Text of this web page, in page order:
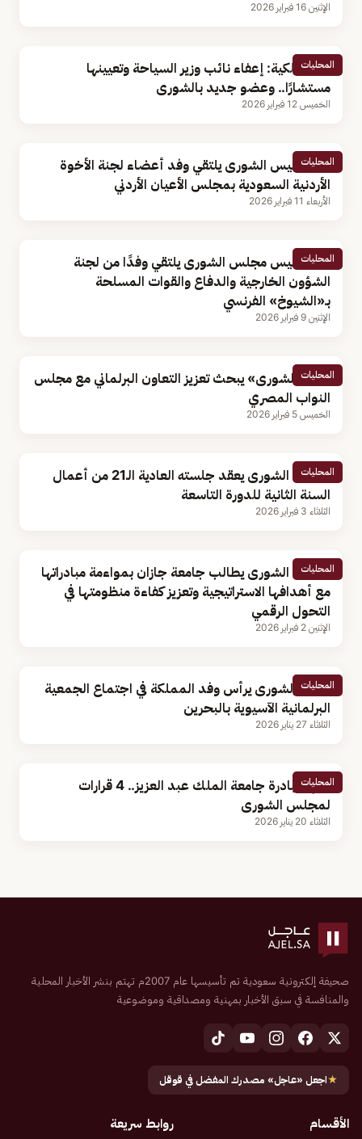
الإثنين 16 فبراير 2026
المحليات
أوامر ملكية: إعفاء نائب وزير السياحة وتعيينها
مستشارًا.. وعضو جديد بالشورى
الخميس 12 فبراير 2026
المحليات
نائب رئيس الشورى يلتقي وفد أعضاء لجنة الأخوة
الأردنية السعودية بمجلس الأعيان الأردني
الأربعاء 11 فبراير 2026
المحليات
نائب رئيس مجلس الشورى يلتقي وفدًا من لجنة
الشؤون الخارجية والدفاع والقوات المسلحة
بـ«الشيوخ» الفرنسي
الإثنين 9 فبراير 2026
المحليات
وفد «الشورى» يبحث تعزيز التعاون البرلماني مع مجلس
النواب المصري
الخميس 5 فبراير 2026
المحليات
مجلس الشورى يعقد جلسته العادية الـ21 من أعمال
السنة الثانية للدورة التاسعة
الثلاثاء 3 فبراير 2026
المحليات
مجلس الشورى يطالب جامعة جازان بمواءمة مبادراتها
مع أهدافها الاستراتيجية وتعزيز كفاءة منظومتها في
التحول الرقمي
الإثنين 2 فبراير 2026
المحليات
رئيس الشورى يرأس وفد المملكة في اجتماع الجمعية
البرلمانية الآسيوية بالبحرين
الثلاثاء 27 يناير 2026
المحليات
بينها مبادرة جامعة الملك عبد العزيز.. 4 قرارات
لمجلس الشورى
الثلاثاء 20 يناير 2026
صحيفة إلكترونية سعودية تم تأسيسها عام 2007م تهتم بنشر الأخبار المحلية
والمنافسة في سبق الأخبار بمهنية ومصداقية وموضوعية
★اجعل «عاجل» مصدرك المفضل في قوقل
الأقسام روابط سريعة